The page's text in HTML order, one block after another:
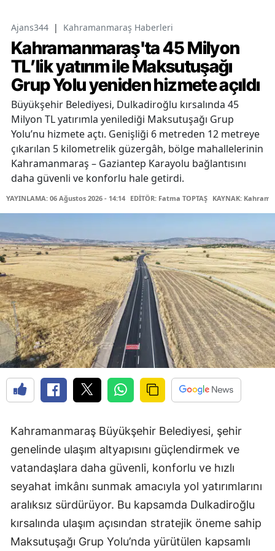
Ajans344 | Kahramanmaraş Haberleri
Kahramanmaraş'ta 45 Milyon
TL’lik yatırım ile Maksutuşağı
Grup Yolu yeniden hizmete açıldı
Büyükşehir Belediyesi, Dulkadiroğlu kırsalında 45
Milyon TL yatırımla yenilediği Maksutuşağı Grup
Yolu’nu hizmete açtı. Genişliği 6 metreden 12 metreye
çıkarılan 5 kilometrelik güzergâh, bölge mahallelerinin
Kahramanmaraş – Gaziantep Karayolu bağlantısını
daha güvenli ve konforlu hale getirdi.
YAYINLAMA: 06 Ağustos 2026 - 14:14 EDİTÖR: Fatma TOPTAŞ KAYNAK:
Kahramanmaraş Büyükşehir Belediyesi, şehir
genelinde ulaşım altyapısını güçlendirmek ve
vatandaşlara daha güvenli, konforlu ve hızlı
seyahat imkânı sunmak amacıyla yol yatırımlarını
aralıksız sürdürüyor. Bu kapsamda Dulkadiroğlu
kırsalında ulaşım açısından stratejik öneme sahip
Maksutuşağı Grup Yolu’nda yürütülen kapsamlı